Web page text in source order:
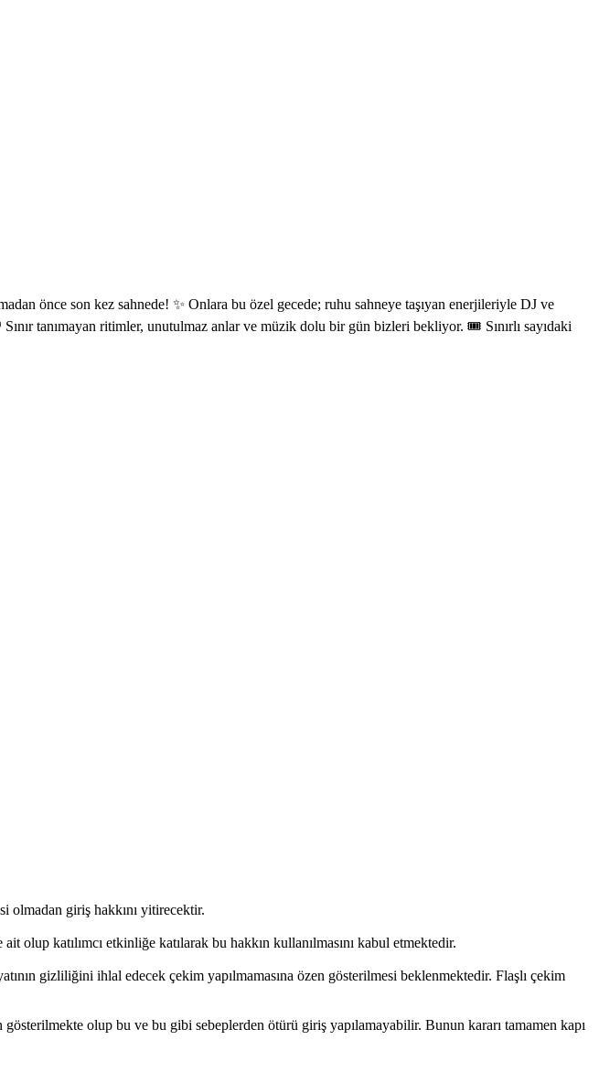
önce son kez sahnede! ✨ Onlara bu özel gecede; ruhu sahneye taşıyan enerjileriyle DJ ve
tanımayan ritimler, unutulmaz anlar ve müzik dolu bir gün bizleri bekliyor. 🎟 Sınırlı sayıdaki
olmadan giriş hakkını yitirecektir.
katılımcı etkinliğe katılarak bu hakkın kullanılmasını kabul etmektedir.
gizliliğini ihlal edecek çekim yapılmamasına özen gösterilmesi beklenmektedir. Flaşlı çekim
olup bu ve bu gibi sebeplerden ötürü giriş yapılamayabilir. Bunun kararı tamamen kapı